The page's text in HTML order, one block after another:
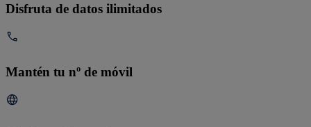
Disfruta de datos ilimitados
Mantén tu nº de móvil